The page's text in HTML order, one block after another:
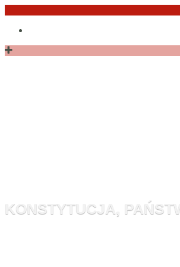
Przejdź
treści
KONSTYTUCJA,